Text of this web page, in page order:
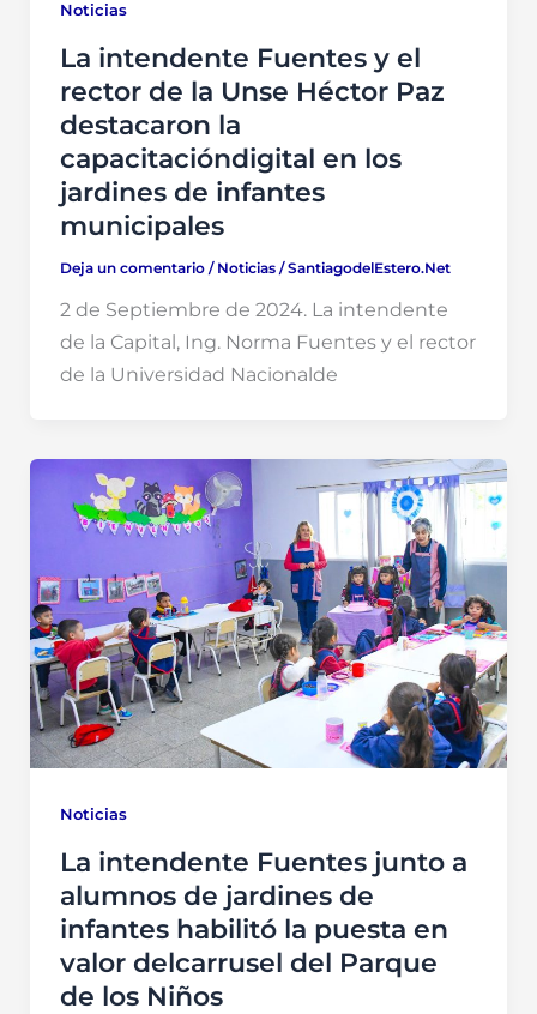
Noticias
La intendente Fuentes y el
rector de la Unse Héctor Paz
destacaron la
capacitacióndigital en los
jardines de infantes
municipales
Deja un comentario / Noticias/SantiagodelEstero.Net
2 de Septiembre de 2024. La intendente
de la Capital, Ing. Norma Fuentes y el rector
de la Universidad Nacionalde
Noticias
La intendente Fuentes junto a
alumnos de jardines de
infantes habilitó la puesta en
valor delcarrusel del Parque
de los Niños